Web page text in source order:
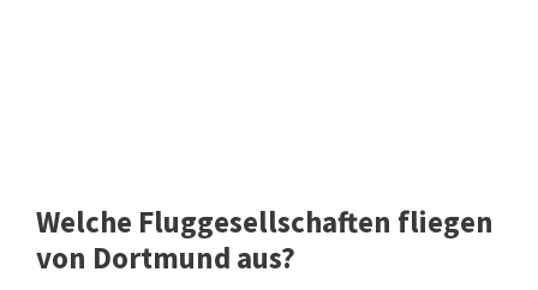
Welche Fluggesellschaften fliegen
von Dortmund aus?